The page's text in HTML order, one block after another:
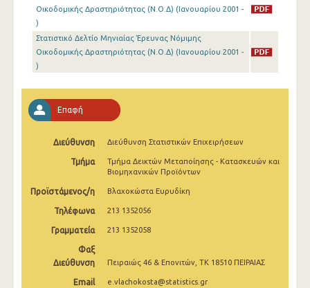
Ιουλίου 2024
Απριλίου 2024
Μαρτίου 2024
Φεβρουαρίου 2024
Ιανουαρίου 2024
Δεκεμβρίου 2023
Οκτωβρίου 2023
Οικοδομικής Δραστηριότητας (Ν.Ο.Δ) (Ιανουαρίου 2001 -
)
Στατιστικό Δελτίο Μηνιαίας Έρευνας Νόμιμης
Οικοδομικής Δραστηριότητας (Ν.Ο.Δ) (Ιανουαρίου 2001 -
)
Επαφή
Διεύθυνση Διεύθυνση Στατιστικών Επιχειρήσεων
Τμήμα
Τμήμα Δεικτών Μεταποίησης - Κατασκευών και
Βιομηχανικών Προϊόντων
Προϊστάμενος/η Βλαχοκώστα Ευρυδίκη
Τηλέφωνα 213 1352056
Γραμματεία 213 1352058
Φαξ
Διεύθυνση
Πειραιώς 46 & Επονιτών, ΤΚ 18510 ΠΕΙΡΑΙΑΣ
Email e.vlachokosta@statistics.gr